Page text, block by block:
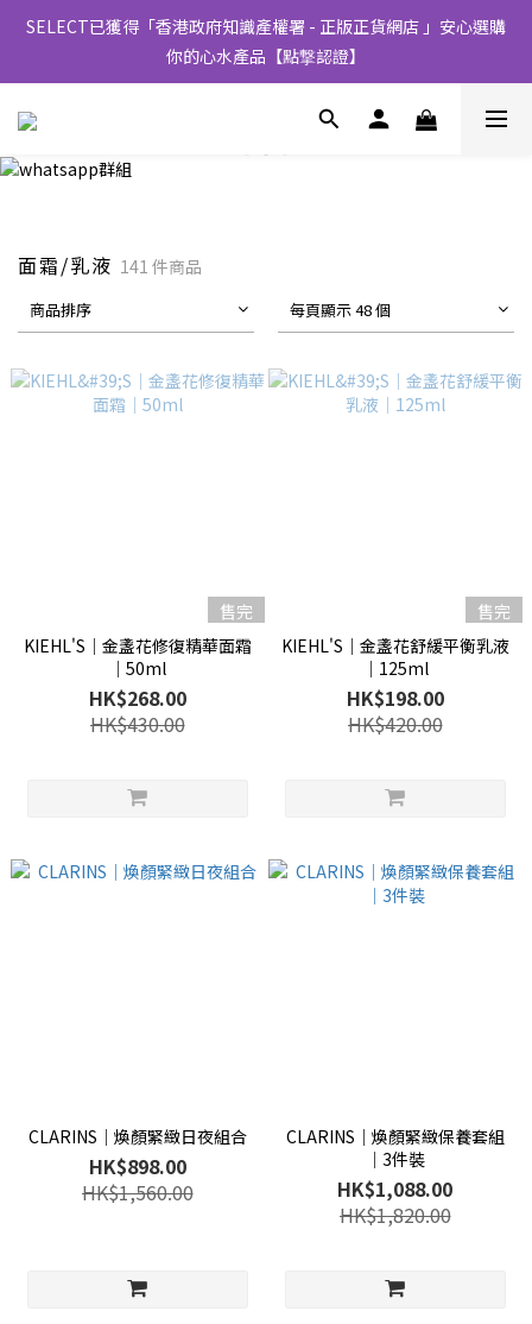
SELECT已獲得「香港政府知識產權署 - 正版正貨網店 」安心選購
你的心水產品【點撃認證】
面霜/乳液 141 件商品
商品排序 每頁顯示 48 個
售完
KIEHL'S│金盞花修復精華面霜
│50ml
HK$268.00
HK$430.00
售完
KIEHL'S│金盞花舒緩平衡乳液
│125ml
HK$198.00
HK$420.00
CLARINS│煥顏緊緻日夜組合
HK$898.00
HK$1,560.00
CLARINS│煥顏緊緻保養套組
│3件裝
HK$1,088.00
HK$1,820.00